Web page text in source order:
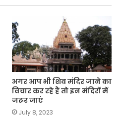
अगर आप भी शिव मंदिर जाने का
विचार कर रहे हैं तो इन मंदिरों में
जरूर जाएं
July 8, 2023